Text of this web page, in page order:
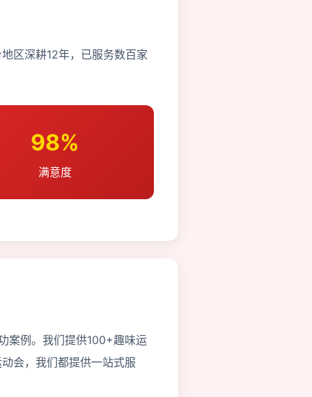
区深耕12年，已服务数百家
98%
满意度
案例。我们提供100+趣味运
会，我们都提供一站式服